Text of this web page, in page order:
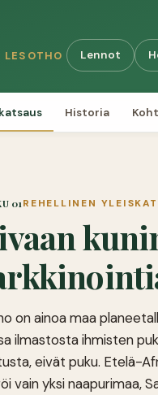
LESOTHO Lennot
Historia
01REHELLINEN
on ainoa maa
ilmastosta ihmisten
eivät puku. Etelä-
vain yksi naapurimaa,